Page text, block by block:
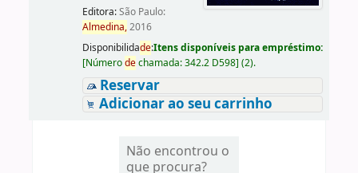
Editora:São Paulo:
Almedina,2016
Disponibilidade:Itens disponíveis para empréstimo:
[Númerodechamada:342.2 D598] (2).
Reservar
Adicionar ao seu carrinho
Não encontrou o
que procura?